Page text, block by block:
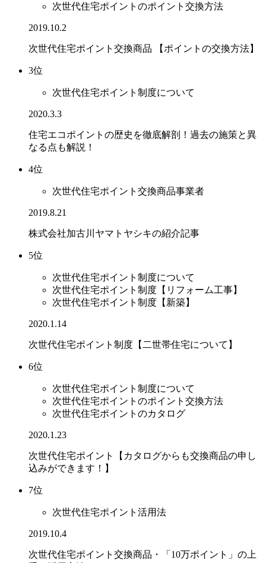
次世代住宅ポイントのポイント交換方法
2019.10.2
次世代住宅ポイント交換商品 【ポイントの交換方法】
3位
次世代住宅ポイント制度について
2020.3.3
住宅エコポイントの歴史を徹底解剖！過去の施策と異
なる点も解説！
4位
次世代住宅ポイント交換商品事業者
2019.8.21
株式会社加古川ヤマトヤシキの紹介記事
5位
次世代住宅ポイント制度について
次世代住宅ポイント制度【リフォーム工事】
次世代住宅ポイント制度【新築】
2020.1.14
次世代住宅ポイント制度【二世帯住宅について】
6位
次世代住宅ポイント制度について
次世代住宅ポイントのポイント交換方法
次世代住宅ポイントのカタログ
2020.1.23
次世代住宅ポイント【カタログからも交換商品の申し
込みができます！】
7位
次世代住宅ポイント活用法
2019.10.4
次世代住宅ポイント交換商品・「10万ポイント」の上